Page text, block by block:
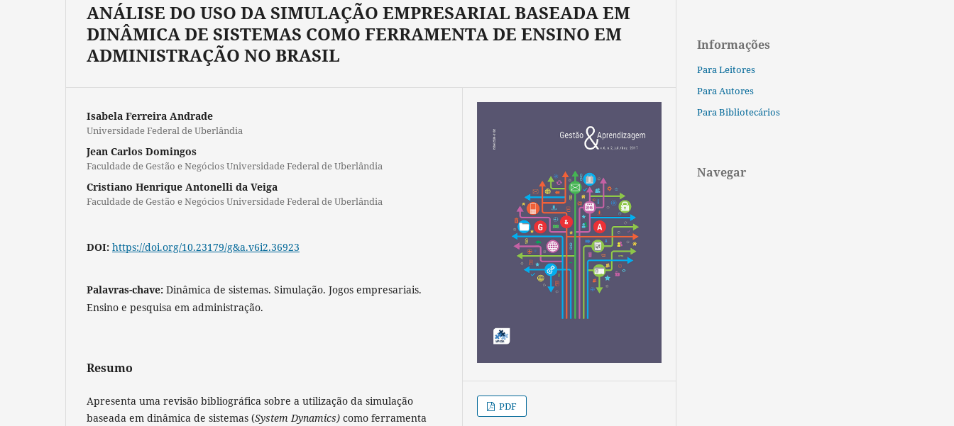
ANÁLISE DO USO DA SIMULAÇÃO EMPRESARIAL BASEADA EM
DINÂMICA DE SISTEMAS COMO FERRAMENTA DE ENSINO EM
ADMINISTRAÇÃO NO BRASIL
Isabela Ferreira Andrade
Universidade Federal de Uberlândia
Jean Carlos Domingos
Faculdade de Gestão e Negócios Universidade Federal de Uberlândia
Cristiano Henrique Antonelli da Veiga
Faculdade de Gestão e Negócios Universidade Federal de Uberlândia
DOI: https://doi.org/10.23179/g&a.v6i2.36923
Palavras-chave: Dinâmica de sistemas. Simulação. Jogos empresariais.
Ensino e pesquisa em administração.
Resumo
Apresenta uma revisão bibliográfica sobre a utilização da simulação
baseada em dinâmica de sistemas (System Dynamics) como ferramenta
PDF
Informações
Para Leitores
Para Autores
Para Bibliotecários
Navegar